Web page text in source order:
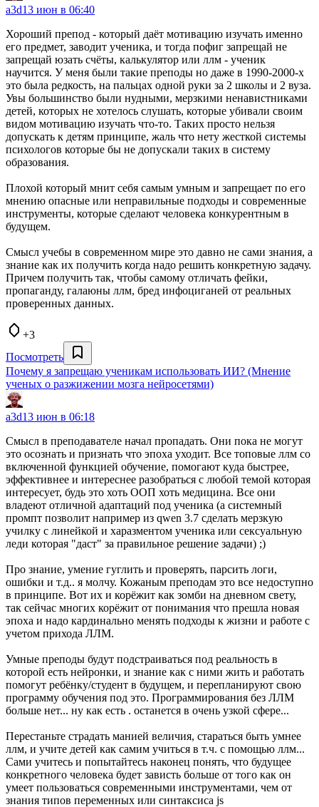
a3d13 июн в 06:40
Хороший препод - который даёт мотивацию изучать именно
его предмет, заводит ученика, и тогда пофиг запрещай не
запрещай юзать счёты, калькулятор или ллм - ученик
научится. У меня были такие преподы но даже в 1990-2000-х
это была редкость, на пальцах одной руки за 2 школы и 2 вуза.
Увы большинство были нудными, мерзкими ненавистниками
детей, которых не хотелось слушать, которые убивали своим
видом мотивацию изучать что-то. Таких просто нельзя
допускать к детям принципе, жаль что нету жесткой системы
психологов которые бы не допускали таких в систему
образования.
Плохой который мнит себя самым умным и запрещает по его
мнению опасные или неправильные подходы и современные
инструменты, которые сделают человека конкурентным в
будущем.
Смысл учебы в современном мире это давно не сами знания, а
знание как их получить когда надо решить конкретную задачу.
Причем получить так, чтобы самому отличать фейки,
пропаганду, галаюны ллм, бред инфоциганей от реальных
проверенных данных.
+3
Посмотреть
Почему я запрещаю ученикам использовать ИИ? (Мнение
ученых о разжижении мозга нейросетями)
a3d13 июн в 06:18
Смысл в преподавателе начал пропадать. Они пока не могут
это осознать и признать что эпоха уходит. Все топовые ллм со
включенной функцией обучение, помогают куда быстрее,
эффективнее и интереснее разобраться с любой темой которая
интересует, будь это хоть ООП хоть медицина. Все они
владеют отличной адаптаций под ученика (а системный
промпт позволит например из qwen 3.7 сделать мерзкую
училку с линейкой и харазментом ученика или сексуальную
леди которая "даст" за правильное решение задачи) ;)
Про знание, умение гуглить и проверять, парсить логи,
ошибки и т.д.. я молчу. Кожаным преподам это все недоступно
в принципе. Вот их и корёжит как зомби на дневном свету,
так сейчас многих корёжит от понимания что прешла новая
эпоха и надо кардинально менять подходы к жизни и работе с
учетом прихода ЛЛМ.
Умные преподы будут подстраиваться под реальность в
которой есть нейронки, и знание как с ними жить и работать
помогут ребёнку/студент в будущем, и перепланируют свою
программу обучения под это. Программирования без ЛЛМ
больше нет... ну как есть . останется в очень узкой сфере...
Перестаньте страдать манией величия, стараться быть умнее
ллм, и учите детей как самим учиться в т.ч. с помощью ллм...
Сами учитесь и попытайтесь наконец понять, что будущее
конкретного человека будет зависть больше от того как он
умеет пользоваться современными инструментами, чем от
знания типов переменных или синтаксиса js